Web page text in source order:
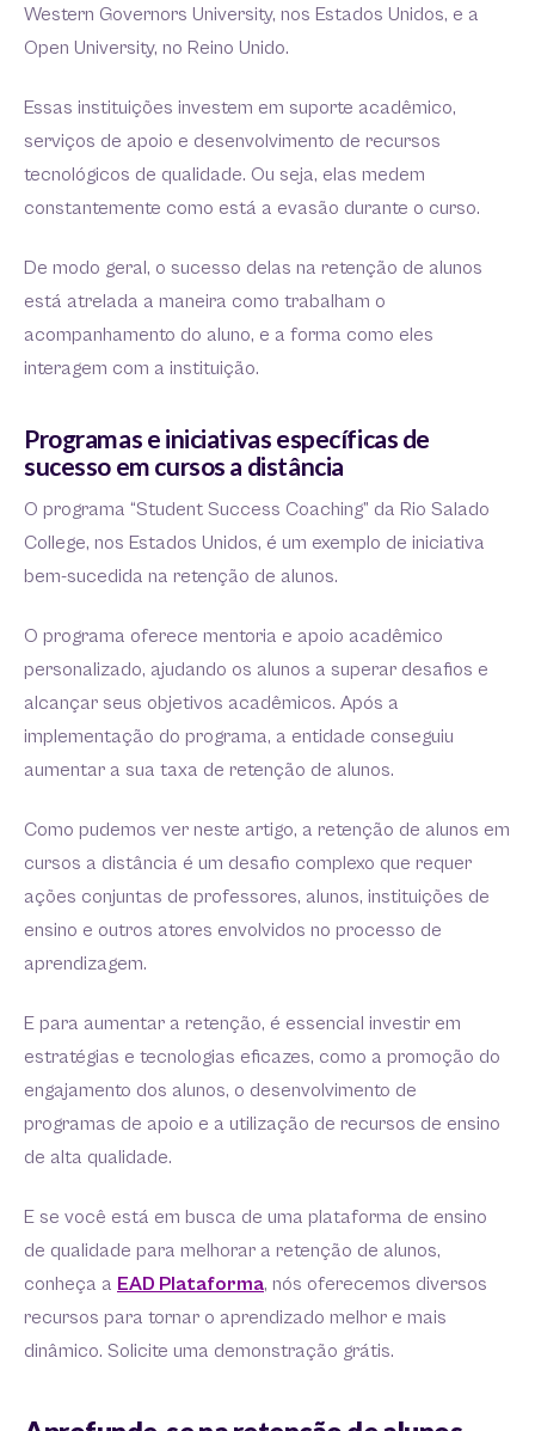
Western Governors University, nos Estados Unidos, e a
Open University, no Reino Unido.
Essas instituições investem em suporte acadêmico,
serviços de apoio e desenvolvimento de recursos
tecnológicos de qualidade. Ou seja, elas medem
constantemente como está a evasão durante o curso.
De modo geral, o sucesso delas na retenção de alunos
está atrelada a maneira como trabalham o
acompanhamento do aluno, e a forma como eles
interagem com a instituição.
Programas e iniciativas específicas de
sucesso em cursos a distância
O programa “Student Success Coaching” da Rio Salado
College, nos Estados Unidos, é um exemplo de iniciativa
bem-sucedida na retenção de alunos.
O programa oferece mentoria e apoio acadêmico
personalizado, ajudando os alunos a superar desafios e
alcançar seus objetivos acadêmicos. Após a
implementação do programa, a entidade conseguiu
aumentar a sua taxa de retenção de alunos.
Como pudemos ver neste artigo, a retenção de alunos em
cursos a distância é um desafio complexo que requer
ações conjuntas de professores, alunos, instituições de
ensino e outros atores envolvidos no processo de
aprendizagem.
E para aumentar a retenção, é essencial investir em
estratégias e tecnologias eficazes, como a promoção do
engajamento dos alunos, o desenvolvimento de
programas de apoio e a utilização de recursos de ensino
de alta qualidade.
E se você está em busca de uma plataforma de ensino
de qualidade para melhorar a retenção de alunos,
conheça a EAD Plataforma, nós oferecemos diversos
recursos para tornar o aprendizado melhor e mais
dinâmico. Solicite uma demonstração grátis.